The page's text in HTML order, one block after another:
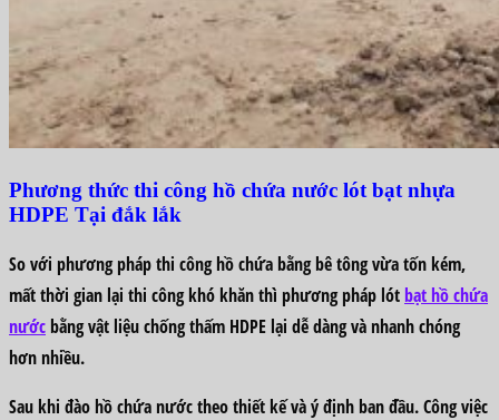
Phương thức thi công hồ chứa nước lót bạt nhựa
HDPE Tại đắk lắk
So với phương pháp thi công hồ chứa bằng bê tông vừa tốn kém,
mất thời gian lại thi công khó khăn thì phương pháp lót bạt hồ chứa
nước bằng vật liệu chống thấm HDPE lại dễ dàng và nhanh chóng
hơn nhiều.
Sau khi đào hồ chứa nước theo thiết kế và ý định ban đầu. Công việc